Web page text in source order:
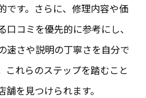
です。さらに、修理内容や価
コミを優先的に参考にし、
速さや説明の丁寧さを自分で
これらのステップを踏むこと
を見つけられます。